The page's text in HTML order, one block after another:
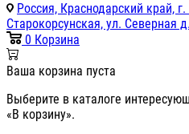
Россия, Краснодарский край,
Старокорсунская, ул. Северная
0 Корзина
Ваша корзина пуста
Выберите в каталоге
«В корзину».